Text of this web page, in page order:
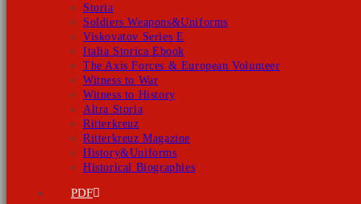
Storia
Soldiers Weapons&Uniforms
Viskovatov Series E
Italia Storica Ebook
The Axis Forces & European Volunteer
Witness to War
Witness to History
Altra Storia
Ritterkreuz
Ritterkreuz Magazine
History&Uniforms
Historical Biographies
PDF